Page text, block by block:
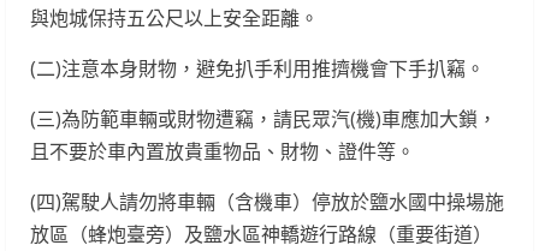
與炮城保持五公尺以上安全距離。
(二)注意本身財物，避免扒手利用推擠機會下手扒竊。
(三)為防範車輛或財物遭竊，請民眾汽(機)車應加大鎖，
且不要於車內置放貴重物品、財物、證件等。
(四)駕駛人請勿將車輛（含機車）停放於鹽水國中操場施
放區（蜂炮臺旁）及鹽水區神轎遊行路線（重要街道）